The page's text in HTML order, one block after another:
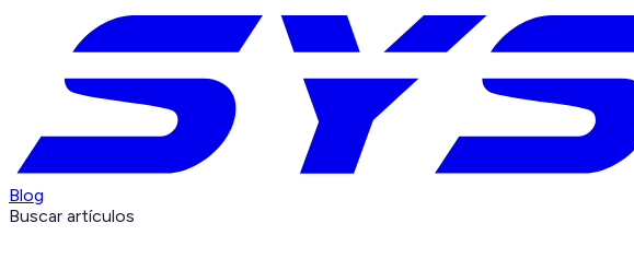
Blog
Buscar artículos